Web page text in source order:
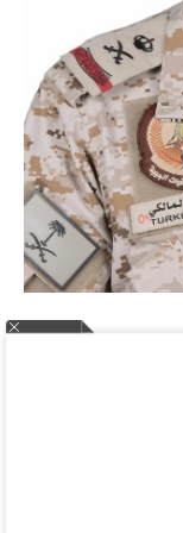
لتحالف دعم
حوثية.